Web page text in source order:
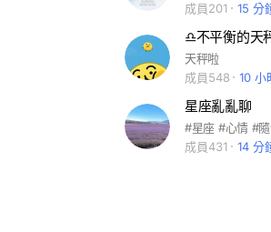
成員201
15 分
♎不平衡的天
天秤啦
成員548
10 小
星座亂亂聊
成員431
14 分